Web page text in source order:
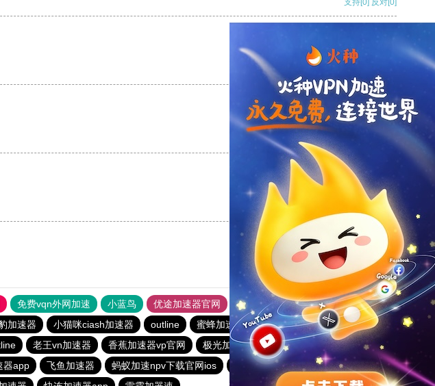
支持[0] 反对[0]
反对
反对[0]
免费vqn外网加速 小蓝鸟 优途加速器官网 风驰加速器 旋风加速器
八戒看书
加速器 小猫咪ciash加速器 outline 蜜蜂加速器 ios加速器
快橙加速器
老王vn加速器 香蕉加速器vp官网 极光加速器 outline
酷通npv加速器
器app 飞鱼加速器 蚂蚁加速npv下载官网ios hammer加速器
大象加速器